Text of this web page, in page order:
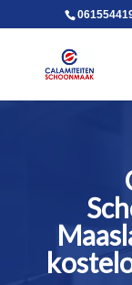
voor in de body